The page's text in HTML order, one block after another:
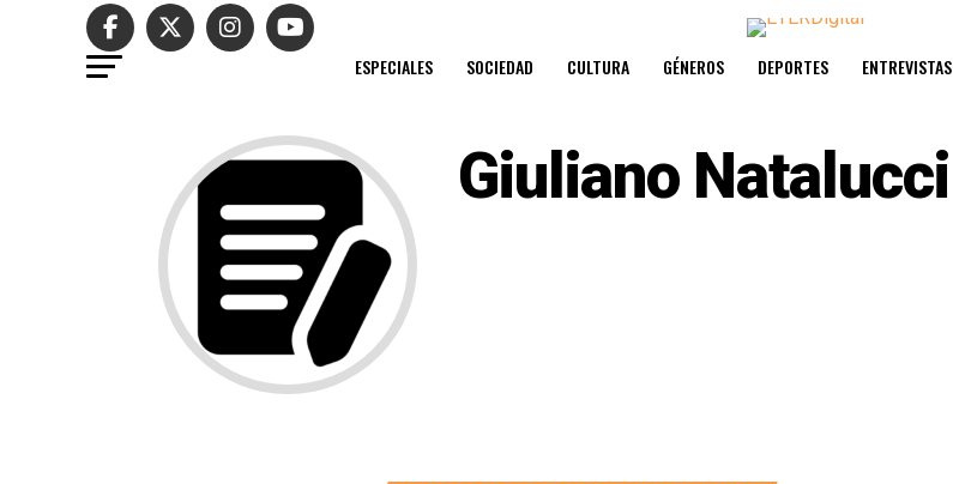
ESPECIALES SOCIEDAD CULTURA GÉNEROS DEPORTES ENTREVISTAS
Giuliano Natalucci